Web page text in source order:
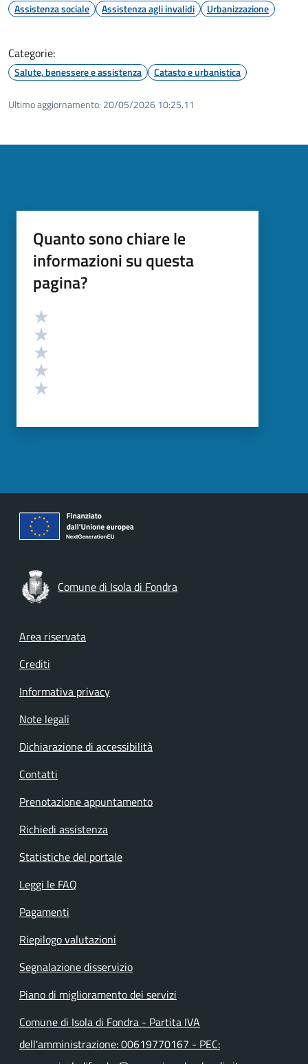
Assistenza sociale Assistenza agli invalidi Urbanizzazione
Categorie:
Salute, benessere e assistenza Catasto e urbanistica
Ultimo aggiornamento: 20/05/2026 10:25.11
Quanto sono chiare le
informazioni su questa
pagina?
Valutazione
Comune di Isola di Fondra
Footer menu
Area riservata
Crediti
Informativa privacy
Note legali
Dichiarazione di accessibilità
Contatti
Prenotazione appuntamento
Richiedi assistenza
Statistiche del portale
Leggi le FAQ
Pagamenti
Riepilogo valutazioni
Segnalazione disservizio
Piano di miglioramento dei servizi
Comune di Isola di Fondra - Partita IVA
dell'amministrazione: 00619770167 - PEC: